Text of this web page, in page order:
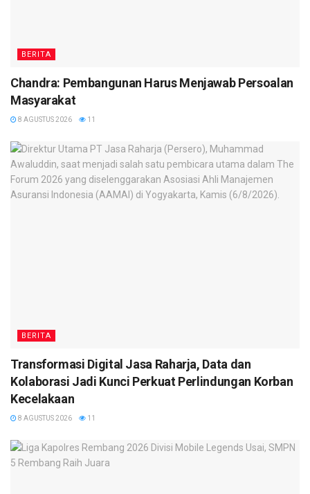
BERITA
Chandra: Pembangunan Harus Menjawab Persoalan
Masyarakat
8 AGUSTUS 2026 11
BERITA
Transformasi Digital Jasa Raharja, Data dan
Kolaborasi Jadi Kunci Perkuat Perlindungan Korban
Kecelakaan
8 AGUSTUS 2026 11